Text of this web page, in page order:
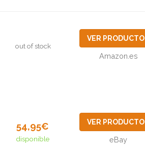
out of stock
VER PRODUCTO
Amazon.es
54,95€
disponible
VER PRODUCTO
eBay